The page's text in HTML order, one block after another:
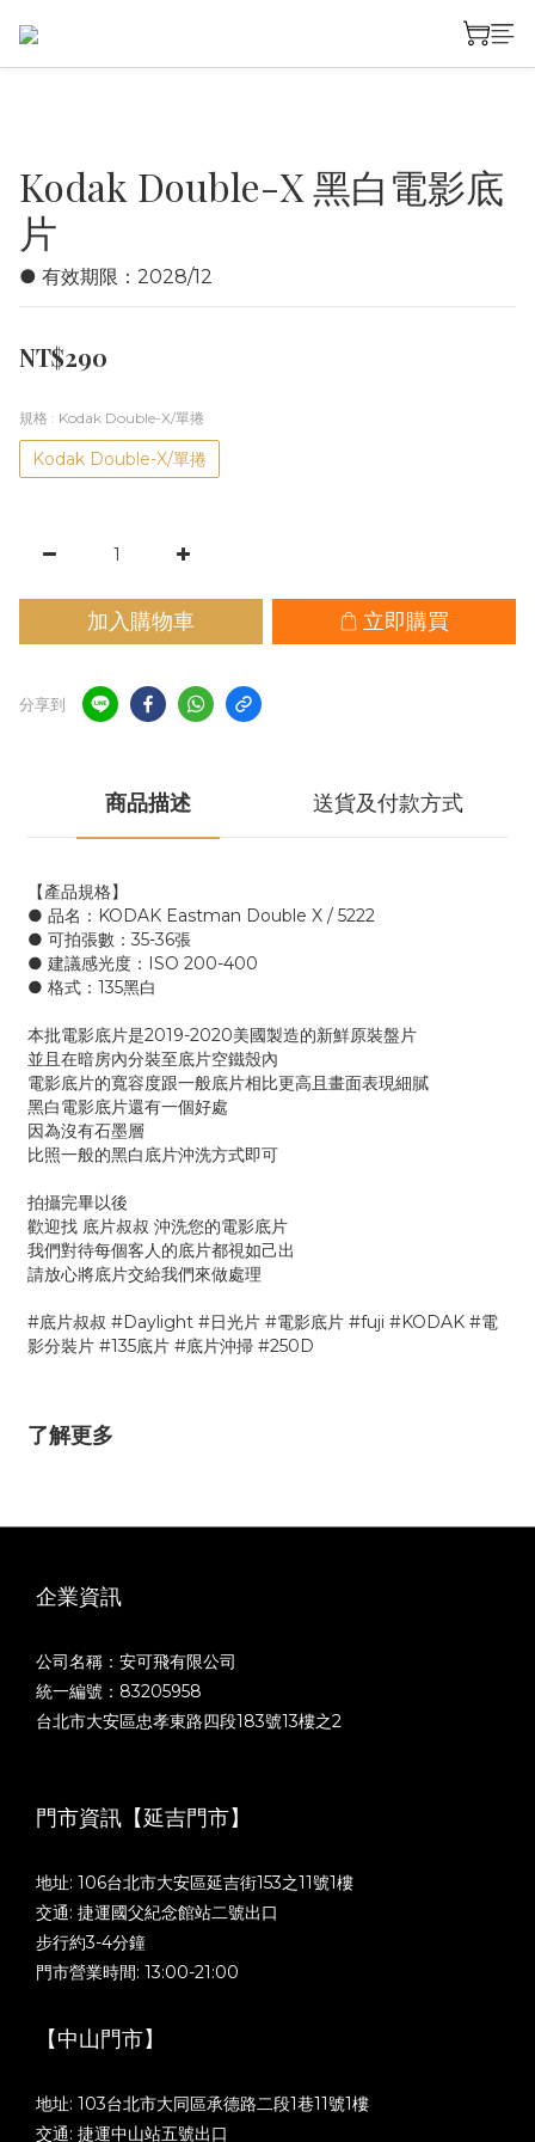
Kodak Double-X 黑白電影底
片
● 有效期限：2028/12
NT$290
規格 : Kodak Double-X/單捲
Kodak Double-X/單捲
加入購物車 立即購買
分享到
商品描述 送貨及付款方式
【產品規格】
● 品名：KODAK Eastman Double X / 5222
● 可拍張數：35-36張
● 建議感光度：ISO 200-400
● 格式：135黑白
本批電影底片是2019-2020美國製造的新鮮原裝盤片
並且在暗房內分裝至底片空鐵殼內
電影底片的寬容度跟一般底片相比更高且畫面表現細膩
黑白電影底片還有一個好處
因為沒有石墨層
比照一般的黑白底片沖洗方式即可
拍攝完畢以後
歡迎找 底片叔叔 沖洗您的電影底片
我們對待每個客人的底片都視如己出
請放心將底片交給我們來做處理
#底片叔叔 #Daylight #日光片 #電影底片 #fuji #KODAK #電
影分裝片 #135底片 #底片沖掃 #250D
了解更多
企業資訊
公司名稱：安可飛有限公司
統一編號：83205958
台北市大安區忠孝東路四段183號13樓之2
門市資訊【延吉門市】
地址: 106台北市大安區延吉街153之11號1樓
交通: 捷運國父紀念館站二號出口
步行約3-4分鐘
門市營業時間: 13:00-21:00
【中山門市】
地址: 103台北市大同區承德路二段1巷11號1樓
交通: 捷運中山站五號出口